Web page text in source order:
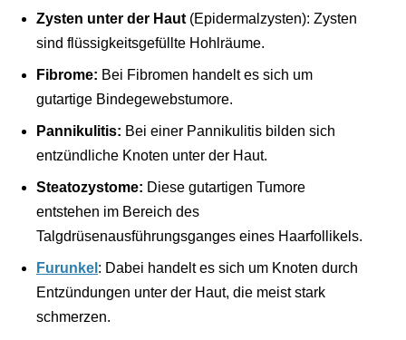
Zysten unter der Haut (Epidermalzysten): Zysten
sind flüssigkeitsgefüllte Hohlräume.
Fibrome: Bei Fibromen handelt es sich um
gutartige Bindegewebstumore.
Pannikulitis: Bei einer Pannikulitis bilden sich
entzündliche Knoten unter der Haut.
Steatozystome: Diese gutartigen Tumore
entstehen im Bereich des
Talgdrüsenausführungsganges eines Haarfollikels.
Furunkel : Dabei handelt es sich um Knoten durch
Entzündungen unter der Haut, die meist stark
schmerzen.